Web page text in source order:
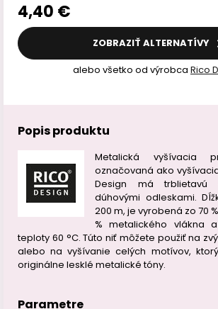
4,40 €
ZOBRAZIŤ ALTERNATÍVY
alebo všetko od výrobca Rico
Popis produktu
Metalická vyšívacia
označovaná ako
Design má
dúhovými odleskami.
200 m, je vyrobená zo 70
% metalického vlákna
teploty 60 °C. Túto niť môžete použiť na
alebo na vyšívanie celých motívov,
originálne lesklé metalické tóny.
Parametre